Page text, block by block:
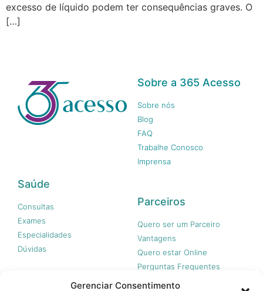
Gerenciar Consentimento
excesso de líquido podem ter consequências graves. O
[…]
Sobre a 365 Acesso
Sobre nós
Blog
FAQ
Trabalhe Conosco
Imprensa
Saúde
Consultas
Exames
Especialidades
Dúvidas
Parceiros
Quero ser um Parceiro
Vantagens
Quero estar Online
Perguntas Frequentes